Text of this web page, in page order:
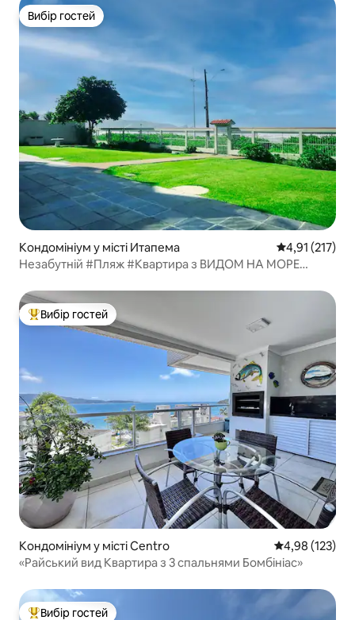
Вибір гостей
Вибір гостей
Кондомініум у місті Итапема Середня
4,91 (217)
Незабутній #Пляж #Квартира з ВИДОМ НА МОРЕ
Топ вибір гостей
Вибір гостей
Кондомініум у місті Centro Середня
4,98 (123)
«Райський вид Квартира з 3 спальнями Бомбініас»
Вибір гостей